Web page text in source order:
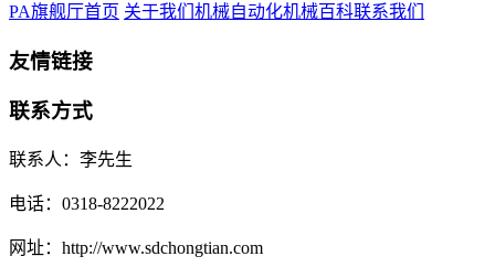
PA旗舰厅首页 关于我们 机械自动化机械百科联系我们
友情链接
联系方式
联系人：李先生
电话：0318-8222022
网址：http://www.sdchongtian.com